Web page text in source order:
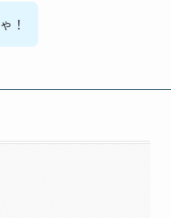
！